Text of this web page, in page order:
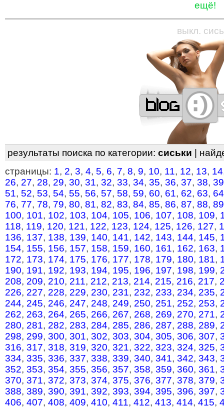
ещё!
—————————————————
выкл.
результаты поиска по категории: сиськи |
страницы: 1, 2, 3, 4, 5, 6, 7, 8, 9, 10, 11, 12, 13, 14
26, 27, 28, 29, 30, 31, 32, 33, 34, 35, 36, 37, 38, 39
51, 52, 53, 54, 55, 56, 57, 58, 59, 60, 61, 62, 63, 64
76, 77, 78, 79, 80, 81, 82, 83, 84, 85, 86, 87, 88, 89
100, 101, 102, 103, 104, 105, 106, 107, 108, 109,
118, 119, 120, 121, 122, 123, 124, 125, 126, 127,
136, 137, 138, 139, 140, 141, 142, 143, 144, 145,
154, 155, 156, 157, 158, 159, 160, 161, 162, 163,
172, 173, 174, 175, 176, 177, 178, 179, 180, 181,
190, 191, 192, 193, 194, 195, 196, 197, 198, 199,
208, 209, 210, 211, 212, 213, 214, 215, 216, 217,
226, 227, 228, 229, 230, 231, 232, 233, 234, 235,
244, 245, 246, 247, 248, 249, 250, 251, 252, 253,
262, 263, 264, 265, 266, 267, 268, 269, 270, 271,
280, 281, 282, 283, 284, 285, 286, 287, 288, 289,
298, 299, 300, 301, 302, 303, 304, 305, 306, 307,
316, 317, 318, 319, 320, 321, 322, 323, 324, 325,
334, 335, 336, 337, 338, 339, 340, 341, 342, 343,
352, 353, 354, 355, 356, 357, 358, 359, 360, 361,
370, 371, 372, 373, 374, 375, 376, 377, 378, 379,
388, 389, 390, 391, 392, 393, 394, 395, 396, 397,
406, 407, 408, 409, 410, 411, 412, 413, 414, 415,